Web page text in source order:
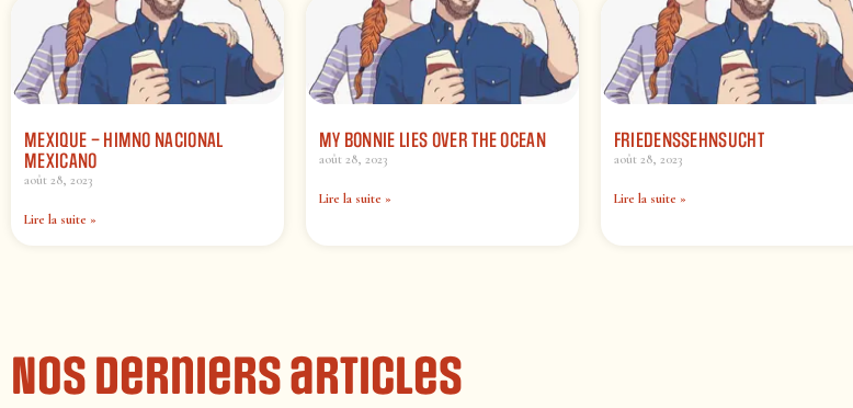
MEXIQUE – HIMNO NACIONAL
MEXICANO
août 28, 2023
Lire la suite »
MY BONNIE LIES OVER THE OCEAN
août 28, 2023
Lire la suite »
FRIEDENSSEHNSUCHT
août 28, 2023
Lire la suite »
Nos derniers articles